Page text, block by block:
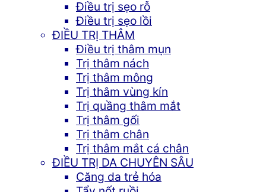
Điều trị sẹo rỗ
Điều trị sẹo lồi
ĐIỀU TRỊ THÂM
Điều trị thâm mụn
Trị thâm nách
Trị thâm mông
Trị thâm vùng kín
Trị quầng thâm mắt
Trị thâm gối
Trị thâm chân
Trị thâm mắt cá chân
ĐIỀU TRỊ DA CHUYÊN SÂU
Căng da trẻ hóa